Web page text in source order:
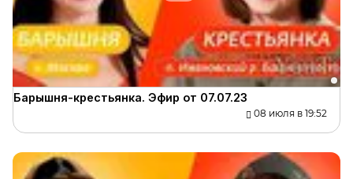
Барышня-крестьянка. Эфир от 07.07.23
08 июля в 19:52